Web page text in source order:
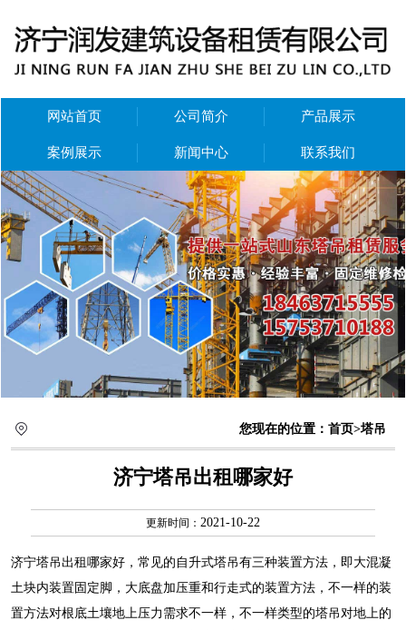
网站首页 公司简介 产品展示
案例展示 新闻中心 联系我们
您现在的位置： 首页>塔吊
济宁塔吊出租哪家好
更新时间： 2021-10-22
济宁塔吊出租哪家好 ，常见的自升式塔吊有三种装置方法，即大混凝
土块内装置固定脚，大底盘加压重和行走式的装置方法，不一样的装
置方法对根底土壤地上压力需求不一样，不一样类型的塔吊对地上的